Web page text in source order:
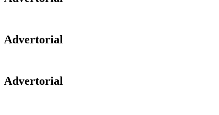
Advertorial
Advertorial